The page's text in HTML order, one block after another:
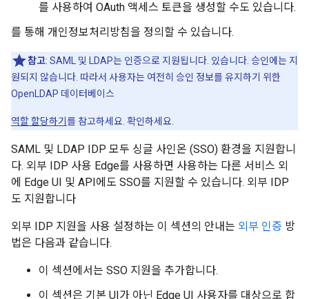
를 사용하여 OAuth 액세스 토큰을 생성할 수도 있습니다.
를 통해 개인정보처리방침을 정의할 수 있습니다.
참고: SAML 및 LDAP는 인증으로 지원됩니다. 있습니다. 승인에는 지
원되지 않습니다. 따라서 사용자는 여전히 승인 정보를 유지하기 위한
OpenLDAP 데이터베이스
역할 할당하기 를 참고하세요. 확인하세요.
SAML 및 LDAP IDP 모두 싱글 사인온 (SSO) 환경을 지원합니
다. 외부 IDP 사용 Edge를 사용하면 사용하는 다른 서비스 외
에 Edge UI 및 API에도 SSO를 지원할 수 있습니다. 외부 IDP
도 지원합니다
외부 IDP 지원을 사용 설정하는 이 섹션의 안내는 외부 인증 방
법은 다음과 같습니다.
이 섹션에서는 SSO 지원을 추가합니다.
이 섹션은 기본 UI가 아닌 Edge UI 사용자를 대상으로 합